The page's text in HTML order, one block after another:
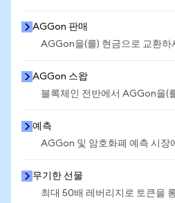
AGGon 판매
AGGon을(를) 현금으로 교환하
AGGon 스왑
블록체인 전반에서 AGGon을(
예측
AGGon 및 암호화폐 예측 시장
무기한 선물
최대 50배 레버리지로 토큰을